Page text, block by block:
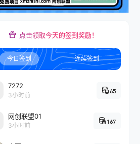
点击领取今天的签到奖励！
今日签到 连续签到
7272
3小时前
65
网创联盟01
3小时前
167